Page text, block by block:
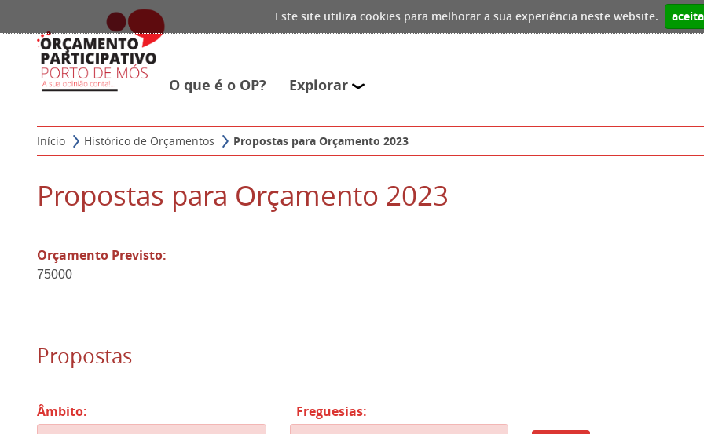
Este site utiliza cookies para melhorar a sua experiência neste website.
O que é o OP? Explorar
Início Histórico de Orçamentos Propostas para Orçamento 2023
Propostas para Orçamento 2023
Orçamento Previsto:
75000
Propostas
Âmbito: Freguesias: